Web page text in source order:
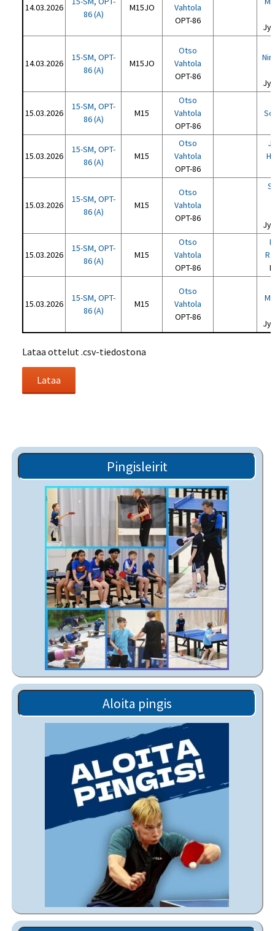
14.03.2026
86 (A)
M15JO
Vahtola
OPT-86
14.03.2026
15-SM, OPT-
86 (A)
M15JO
Otso
Vahtola
OPT-86
15.03.2026
15-SM, OPT-
86 (A)
M15
Otso
Vahtola
OPT-86
15.03.2026
15-SM, OPT-
86 (A)
M15
Otso
Vahtola
OPT-86
15.03.2026
15-SM, OPT-
86 (A)
M15
Otso
Vahtola
OPT-86
15.03.2026
15-SM, OPT-
86 (A)
M15
Otso
Vahtola
OPT-86
15.03.2026
15-SM, OPT-
86 (A)
M15
Otso
Vahtola
OPT-86
Lataa ottelut .csv-tiedostona
Pingisleirit
Aloita pingis